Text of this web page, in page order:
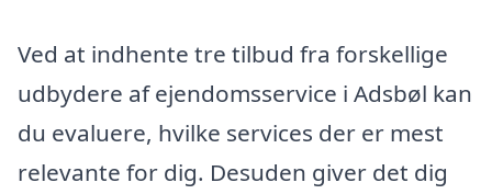
Ved at indhente tre tilbud fra forskellige
udbydere af ejendomsservice i Adsbøl kan
du evaluere, hvilke services der er mest
relevante for dig. Desuden giver det dig